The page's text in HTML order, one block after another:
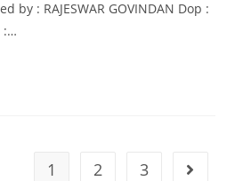
by : RAJESWAR GOVINDAN Dop :
:…
1 2 3